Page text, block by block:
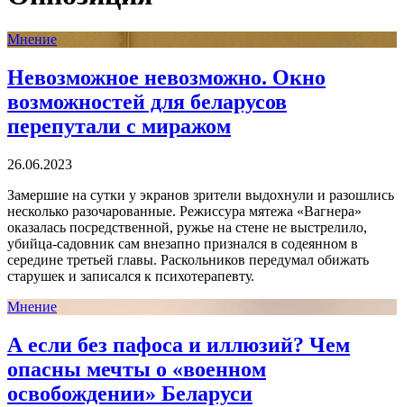
Мнение
Невозможное невозможно. Окно
возможностей для беларусов
перепутали с миражом
26.06.2023
Замершие на сутки у экранов зрители выдохнули и разошлись
несколько разочарованные. Режиссура мятежа «Вагнера»
оказалась посредственной, ружье на стене не выстрелило,
убийца-садовник сам внезапно признался в содеянном в
середине третьей главы. Раскольников передумал обижать
старушек и записался к психотерапевту.
Мнение
А если без пафоса и иллюзий? Чем
опасны мечты о «военном
освобождении» Беларуси